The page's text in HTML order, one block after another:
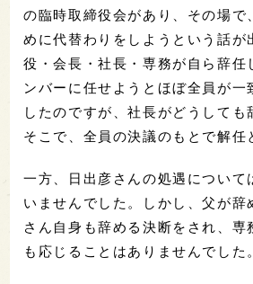
の臨時取締役会があり、その場で
めに代替わりをしようという話が
役・会長・社長・専務が自ら辞任
ンバーに任せようとほぼ全員が一
したのですが、社長がどうしても
そこで、全員の決議のもとで解任
一方、日出彦さんの処遇について
いませんでした。しかし、父が辞
さん自身も辞める決断をされ、専
も応じることはありませんでした